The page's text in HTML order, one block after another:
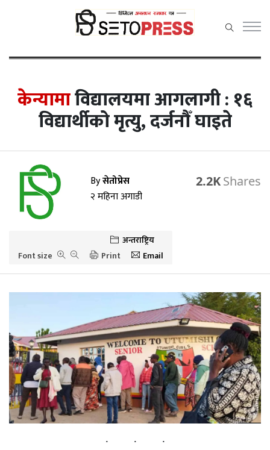
सेतोप्रेस मेनु
समाचार
प्रदेश समाचार
अर्थ/वाणिज्य
कला / मनोरञ्जन
खेलकुद़़
पर्यटन
अन्तराष्ट्रिय
अन्य
ताजा
समाचार
केन्यामाविद्यालयमा आगलागी : १६
विद्यार्थीको मृत्यु, दर्जनौँ घाइते
Byसेतोप्रेस
२ महिना अगाडी
2.2K
अन्तराष्ट्रिय
Font size
Print Email